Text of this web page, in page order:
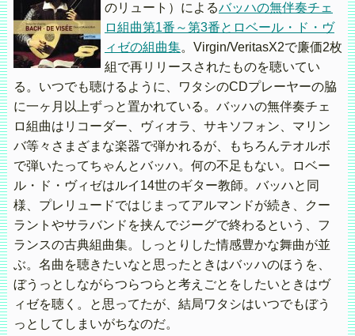
のリュート）によるバッハの無伴奏チェ
ロ組曲第1番～第3番とロベール・ド・ヴ
ィゼの組曲集。Virgin/VeritasX2で廉価2枚
組で再リリースされたものを聴いてい
る。いつでも聴けるように、ワタシのCDプレーヤーの脇
に一ヶ月以上ずっと置かれている。バッハの無伴奏チェ
ロ組曲はリコーダー、ヴィオラ、サキソフォン、マリン
バ等々さまざまな楽器で弾かれるが、もちろんテオルボ
で弾いたってちゃんとバッハ。何の不足もない。ロベー
ル・ド・ヴィゼはルイ14世のギター教師。バッハと同
様、プレリュードではじまってアルマンドが続き、クー
ラントやサラバンドを挟んでジーグで終わるという、フ
ランスの古典組曲集。しっとりした情感豊かな舞曲が並
ぶ。名曲を聴きたいなと思ったときはバッハのほうを、
ぼうっとしながらつらつらと考えごとをしたいときはヴ
ィゼを聴く。と思ってたが、結局ワタシはいつでもぼう
っとしてしまいがちなのだ。